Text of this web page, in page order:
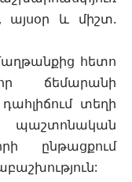
այսօր և միշտ.
հետո
ճեմարանի
դահլիճում տեղի
որի ընթացքում